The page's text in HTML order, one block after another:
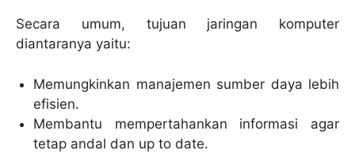
Secara umum, tujuan jaringan komputer
diantaranya yaitu:
Memungkinkan manajemen sumber daya lebih
efisien.
Membantu mempertahankan informasi agar
tetap andal dan up to date.